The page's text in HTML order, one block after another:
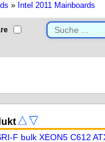
» Intel 2011 Mainboards
F bulk XEON5 C612